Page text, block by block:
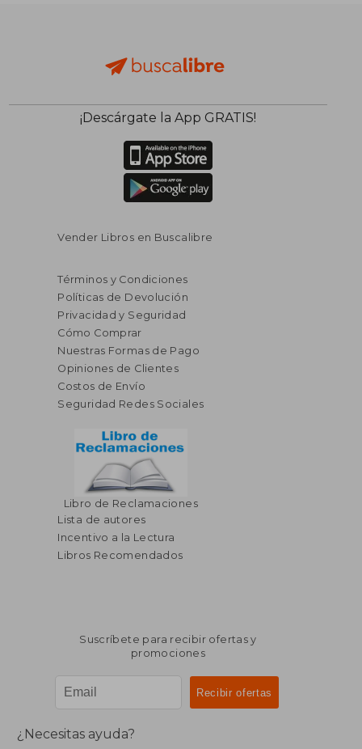
¡Descárgate la App GRATIS!
Vender Libros en Buscalibre
Términos y Condiciones
Políticas de Devolución
Privacidad y Seguridad
Cómo Comprar
Nuestras Formas de Pago
Opiniones de Clientes
Costos de Envío
Seguridad Redes Sociales
Libro de Reclamaciones
Lista de autores
Incentivo a la Lectura
Libros Recomendados
Suscríbete para recibir ofertas y
promociones
¿Necesitas ayuda?